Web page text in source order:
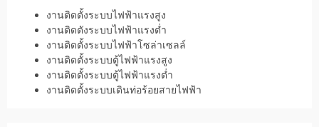
งานติดตั้งระบบไฟฟ้าแรงสูง
งานติดตังระบบไฟฟ้าแรงต่ำ
งานติดตั้งระบบไฟฟ้าโซล่าเซลล์
งานติดตั้งระบบตู้ไฟฟ้าแรงสูง
งานติดตั้งระบบตู้ไฟฟ้าแรงต่ำ
งานติดตั้งระบบเดินท่อร้อยสายไฟฟ้า